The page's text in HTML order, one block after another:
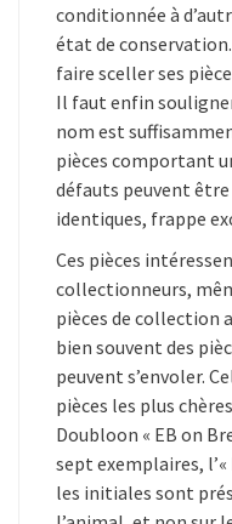
conditionnée à
état de
faire sceller ses
Il faut enfin
nom est
pièces comportant
défauts peuvent
identiques, frappe
Ces pièces
collectionneurs,
pièces de collection
bien souvent des
peuvent s’envoler.
pièces les plus
Doubloon « EB on
sept exemplaires,
les initiales sont